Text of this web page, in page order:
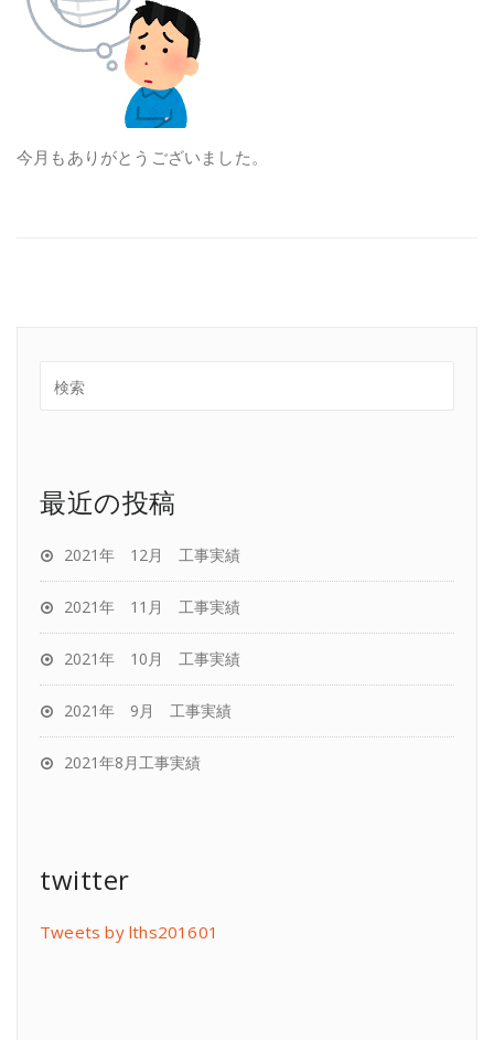
今月もありがとうございました。
最近の投稿
2021年 12月 工事実績
2021年 11月 工事実績
2021年 10月 工事実績
2021年 9月 工事実績
2021年8月工事実績
twitter
Tweets by lths201601